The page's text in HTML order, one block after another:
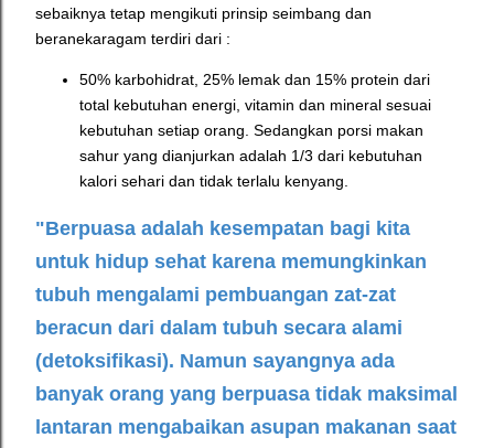
sebaiknya tetap mengikuti prinsip seimbang dan
beranekaragam terdiri dari :
50% karbohidrat, 25% lemak dan 15% protein dari
total kebutuhan energi, vitamin dan mineral sesuai
kebutuhan setiap orang. Sedangkan porsi makan
sahur yang dianjurkan adalah 1/3 dari kebutuhan
kalori sehari dan tidak terlalu kenyang.
"Berpuasa adalah kesempatan bagi kita
untuk hidup sehat karena memungkinkan
tubuh mengalami pembuangan zat-zat
beracun dari dalam tubuh secara alami
(detoksifikasi). Namun sayangnya ada
banyak orang yang berpuasa tidak maksimal
lantaran mengabaikan asupan makanan saat